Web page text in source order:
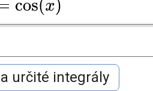
určité integrály